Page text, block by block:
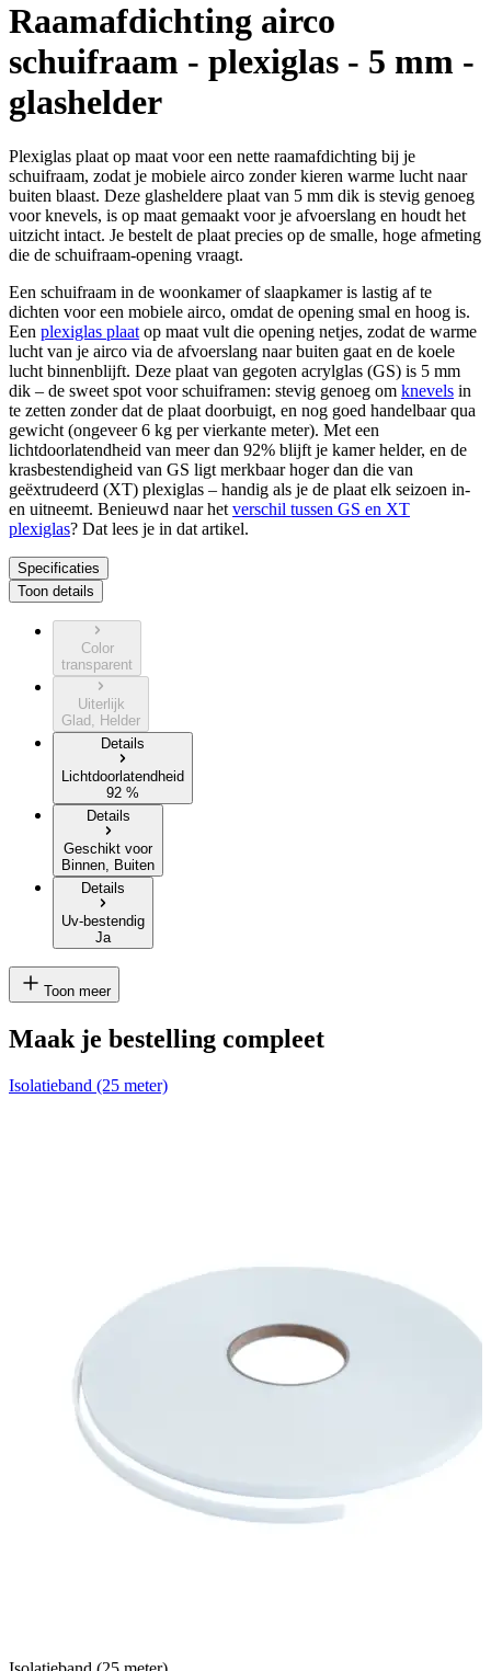
Raamafdichting airco
schuifraam - plexiglas - 5 mm -
glashelder
Plexiglas plaat op maat voor een nette raamafdichting bij je
schuifraam, zodat je mobiele airco zonder kieren warme lucht naar
buiten blaast. Deze glasheldere plaat van 5 mm dik is stevig genoeg
voor knevels, is op maat gemaakt voor je afvoerslang en houdt het
uitzicht intact. Je bestelt de plaat precies op de smalle, hoge afmeting
die de schuifraam-opening vraagt.
Een schuifraam in de woonkamer of slaapkamer is lastig af te
dichten voor een mobiele airco, omdat de opening smal en hoog is.
Een plexiglas plaat op maat vult die opening netjes, zodat de warme
lucht van je airco via de afvoerslang naar buiten gaat en de koele
lucht binnenblijft. Deze plaat van gegoten acrylglas (GS) is 5 mm
dik – de sweet spot voor schuiframen: stevig genoeg om knevels in
te zetten zonder dat de plaat doorbuigt, en nog goed handelbaar qua
gewicht (ongeveer 6 kg per vierkante meter). Met een
lichtdoorlatendheid van meer dan 92% blijft je kamer helder, en de
krasbestendigheid van GS ligt merkbaar hoger dan die van
geëxtrudeerd (XT) plexiglas – handig als je de plaat elk seizoen in-
en uitneemt. Benieuwd naar het verschil tussen GS en XT
plexiglas? Dat lees je in dat artikel.
Specificaties
Toon details
Color
transparent
Uiterlijk
Glad, Helder
Details
Lichtdoorlatendheid
92 %
Details
Geschikt voor
Binnen, Buiten
Details
Uv-bestendig
Ja
Toon meer
Maak je bestelling compleet
Isolatieband (25 meter)